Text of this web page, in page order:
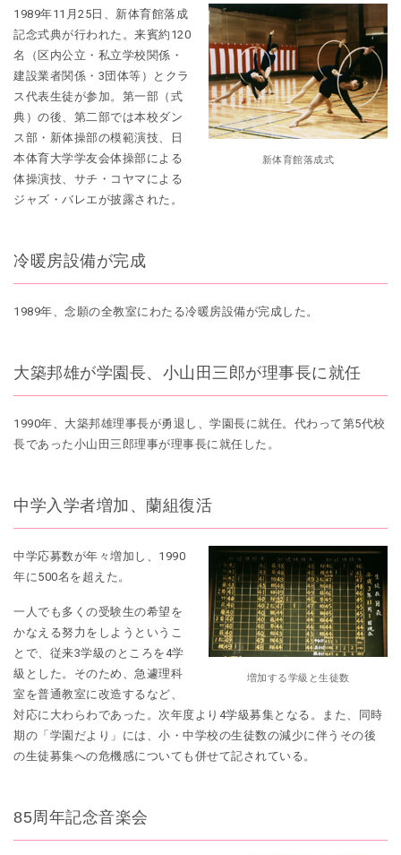
新体育館落成式
1989年11月25日、新体育館落成
記念式典が行われた。来賓約120
名（区内公立・私立学校関係・
建設業者関係・3団体等）とクラ
ス代表生徒が参加。第一部（式
典）の後、第二部では本校ダン
ス部・新体操部の模範演技、日
本体育大学学友会体操部による
体操演技、サチ・コヤマによる
ジャズ・バレエが披露された。
冷暖房設備が完成
1989年、念願の全教室にわたる冷暖房設備が完成した。
大築邦雄が学園長、小山田三郎が理事長に就任
1990年、大築邦雄理事長が勇退し、学園長に就任。代わって第5代校
長であった小山田三郎理事が理事長に就任した。
中学入学者増加、蘭組復活
増加する学級と生徒数
中学応募数が年々増加し、1990
年に500名を超えた。
一人でも多くの受験生の希望を
かなえる努力をしようというこ
とで、従来3学級のところを4学
級とした。そのため、急遽理科
室を普通教室に改造するなど、
対応に大わらわであった。次年度より4学級募集となる。また、同時
期の「学園だより」には、小・中学校の生徒数の減少に伴うその後
の生徒募集への危機感についても併せて記されている。
85周年記念音楽会